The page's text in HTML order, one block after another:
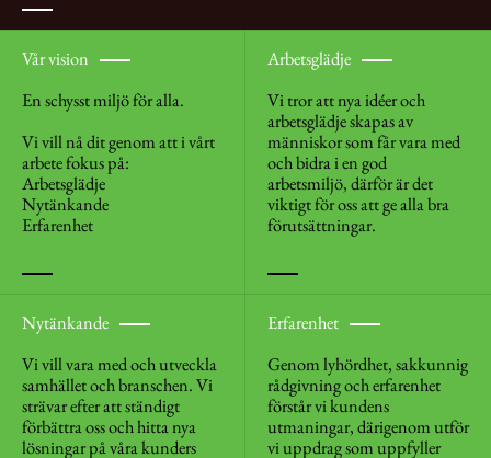
Vår vision
En schysst miljö för alla.
Vi vill nå dit genom att i vårt
arbete fokus på:
Arbetsglädje
Nytänkande
Erfarenhet
Arbetsglädje
Vi tror att nya idéer och
arbetsglädje skapas av
människor som får vara med
och bidra i en god
arbetsmiljö, därför är det
viktigt för oss att ge alla bra
förutsättningar.
Nytänkande
Vi vill vara med och utveckla
samhället och branschen. Vi
strävar efter att ständigt
förbättra oss och hitta nya
lösningar på våra kunders
Erfarenhet
Genom lyhördhet, sakkunnig
rådgivning och erfarenhet
förstår vi kundens
utmaningar, därigenom utför
vi uppdrag som uppfyller